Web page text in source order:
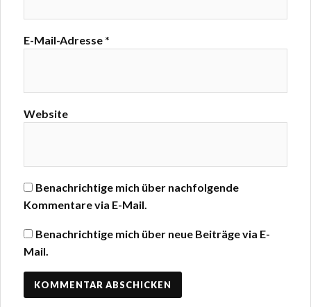
E-Mail-Adresse *
Website
Benachrichtige mich über nachfolgende
Kommentare via E-Mail.
Benachrichtige mich über neue Beiträge via E-
Mail.